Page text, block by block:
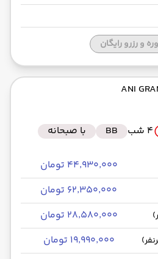
و رزرو رایگان
4 شب BB با صبحانه
۴۴٬۹۳۰٬۰۰۰ تومان
۶۲٬۳۵۰٬۰۰۰ تومان
۲۸٬۵۸۰٬۰۰۰ تومان
۱۹٬۹۹۰٬۰۰۰ تومان